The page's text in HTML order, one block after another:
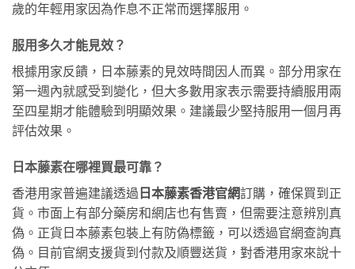
歲的年輕用家因為作息不正常而選擇服用。
服用多久才能見效？
根據用家反饋，日本藤素的見效時間因人而異。部分用家在
第一週內就感受到變化，但大多數用家表示需要持續服用兩
至四星期才能體驗到明顯效果。建議最少堅持服用一個月再
評估效果。
日本藤素在哪裡買最可靠？
香港用家普遍建議透過 日本藤素香港官網訂購，確保買到正
貨。市面上有部分藥房和網店也有售賣，但需要注意辨別真
偽。正貨日本藤素包裝上有防偽標籤，可以透過官網查詢真
偽。目前官網支援貨到付款及順豐送貨，對香港用家來說十